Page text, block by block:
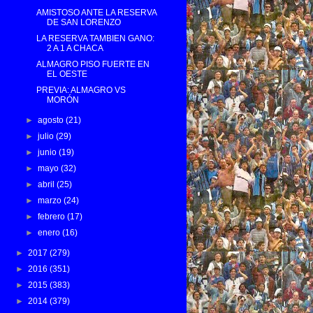
AMISTOSO ANTE LA RESERVA
DE SAN LORENZO
LA RESERVA TAMBIEN GANO:
2 A 1 A CHACA
ALMAGRO PISO FUERTE EN
EL OESTE
PREVIA: ALMAGRO VS
MORÓN
►agosto(21)
►julio(29)
►junio(19)
►mayo(32)
►abril(25)
►marzo(24)
►febrero(17)
►enero(16)
► 2017 (279)
► 2016 (351)
► 2015 (383)
► 2014 (379)